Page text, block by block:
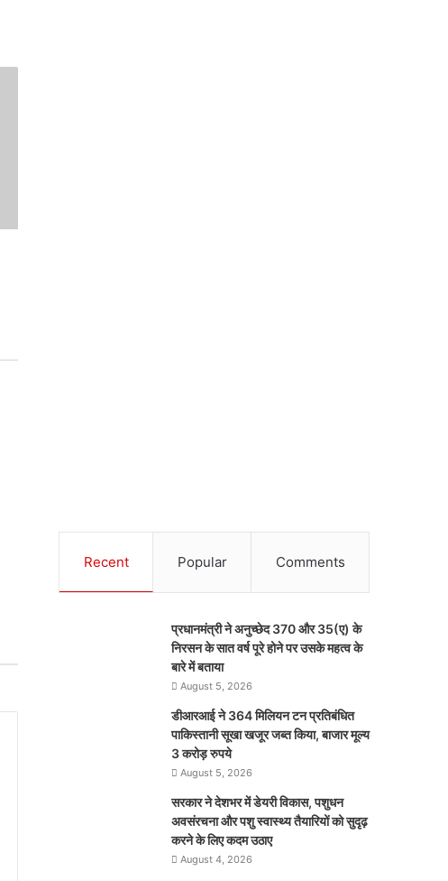
Recent Popular Comments
प्रधानमंत्री ने अनुच्छेद 370 और 35(ए) के
निरसन के सात वर्ष पूरे होने पर उसके महत्व के
बारे में बताया
August 5, 2026
डीआरआई ने 364 मिलियन टन प्रतिबंधित
पाकिस्तानी सूखा खजूर जब्त किया, बाजार मूल्य
3 करोड़ रुपये
August 5, 2026
सरकार ने देशभर में डेयरी विकास, पशुधन
अवसंरचना और पशु स्वास्थ्य तैयारियों को सुदृढ़
करने के लिए कदम उठाए
August 4, 2026